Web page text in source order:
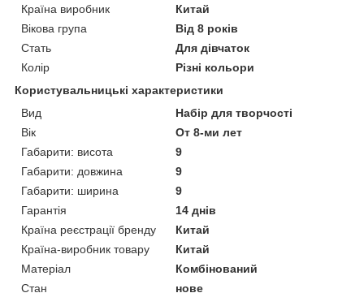
Країна виробник
Китай
Вікова група
Від 8 років
Стать
Для дівчаток
Колір
Різні кольори
Користувальницькі характеристики
Вид
Набір для творчості
Вік
От 8-ми лет
Габарити: висота
9
Габарити: довжина
9
Габарити: ширина
9
Гарантія
14 днів
Країна реєстрації бренду
Китай
Країна-виробник товару
Китай
Матеріал
Комбінований
Стан
нове